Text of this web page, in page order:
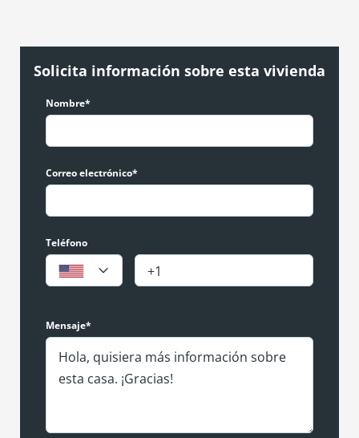
Solicita información sobre esta vivienda
Nombre*
Correo electrónico*
Teléfono
Mensaje*